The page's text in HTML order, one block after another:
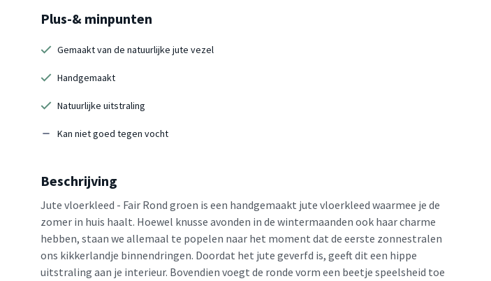
Plus-& minpunten
Gemaakt van de natuurlijke jute vezel
Handgemaakt
Natuurlijke uitstraling
Kan niet goed tegen vocht
Beschrijving
Jute vloerkleed - Fair Rond groen is een handgemaakt jute vloerkleed waarmee je de
zomer in huis haalt. Hoewel knusse avonden in de wintermaanden ook haar charme
hebben, staan we allemaal te popelen naar het moment dat de eerste zonnestralen
ons kikkerlandje binnendringen. Doordat het jute geverfd is, geeft dit een hippe
uitstraling aan je interieur. Bovendien voegt de ronde vorm een beetje speelsheid toe